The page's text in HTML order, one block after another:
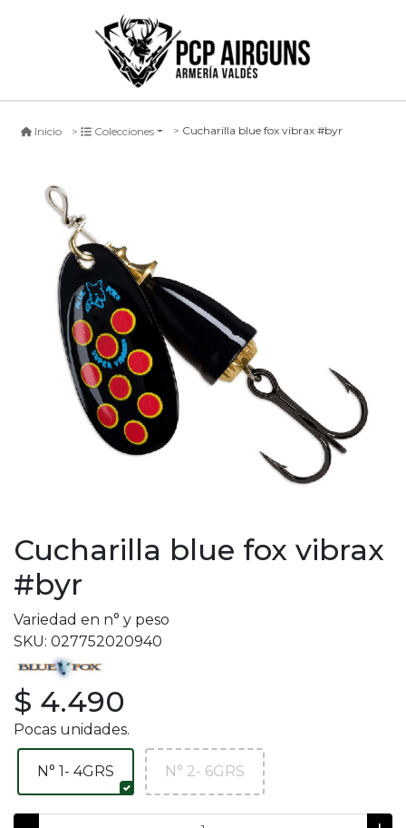
Inicio Colecciones Cucharilla blue fox vibrax #byr
Cucharilla blue fox vibrax
#byr
Variedad en n° y peso
SKU: 027752020940
$ 4.490
Pocas unidades.
N° 1- 4GRS N° 2- 6GRS